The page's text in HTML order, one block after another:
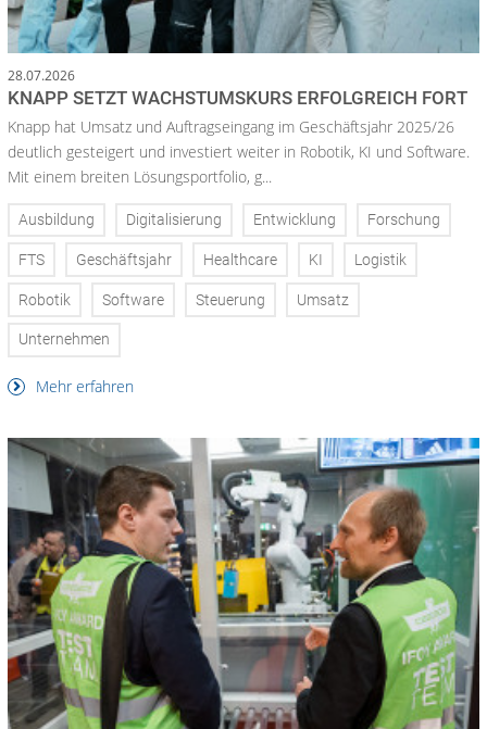
28.07.2026
KNAPP SETZT WACHSTUMSKURS ERFOLGREICH FORT
Knapp hat Umsatz und Auftragseingang im Geschäftsjahr 2025/26
deutlich gesteigert und investiert weiter in Robotik, KI und Software.
Mit einem breiten Lösungsportfolio, g...
Ausbildung Digitalisierung Entwicklung Forschung
FTS Geschäftsjahr Healthcare KI Logistik
Robotik Software Steuerung Umsatz
Unternehmen
Mehr erfahren